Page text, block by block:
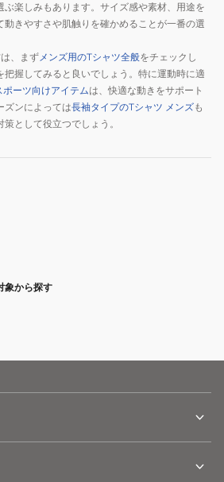
ぶ楽しみもあります。サイズ感や素材、用途を
きやすさや肌触りを確かめることが一番の選
、まずメンズ用のTシャツ全般をチェックし
握してみると良いでしょう。特に運動時に適
ーツ向けアイテムは、快適な動きをサポート
ズンによっては長袖タイプのTシャツ メンズも
として役立つでしょう。
象から探す